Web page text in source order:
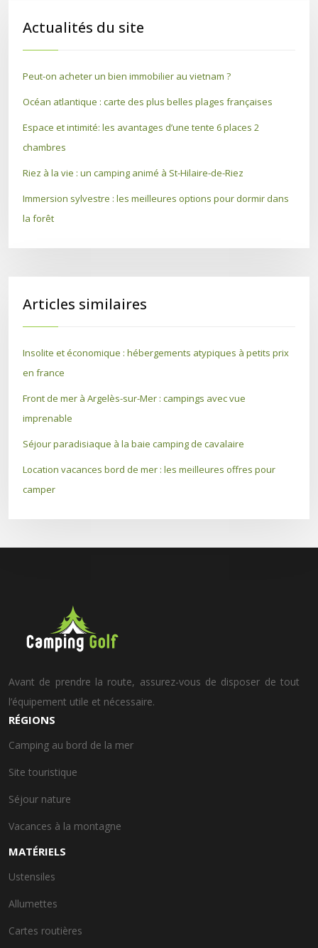
Actualités du site
Peut-on acheter un bien immobilier au vietnam ?
Océan atlantique : carte des plus belles plages françaises
Espace et intimité: les avantages d’une tente 6 places 2
chambres
Riez à la vie : un camping animé à St-Hilaire-de-Riez
Immersion sylvestre : les meilleures options pour dormir dans
la forêt
Articles similaires
Insolite et économique : hébergements atypiques à petits prix
en france
Front de mer à Argelès-sur-Mer : campings avec vue
imprenable
Séjour paradisiaque à la baie camping de cavalaire
Location vacances bord de mer : les meilleures offres pour
camper
Avant de prendre la route, assurez-vous de disposer de tout
l’équipement utile et nécessaire.
RÉGIONS
Camping au bord de la mer
Site touristique
Séjour nature
Vacances à la montagne
MATÉRIELS
Ustensiles
Allumettes
Cartes routières